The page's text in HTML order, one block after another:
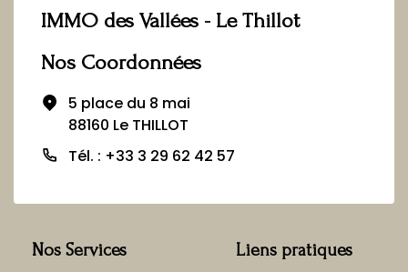
IMMO des Vallées - Le Thillot
Nos Coordonnées
5 place du 8 mai
88160 Le THILLOT
Tél. : +33 3 29 62 42 57
Nos Services Liens pratiques